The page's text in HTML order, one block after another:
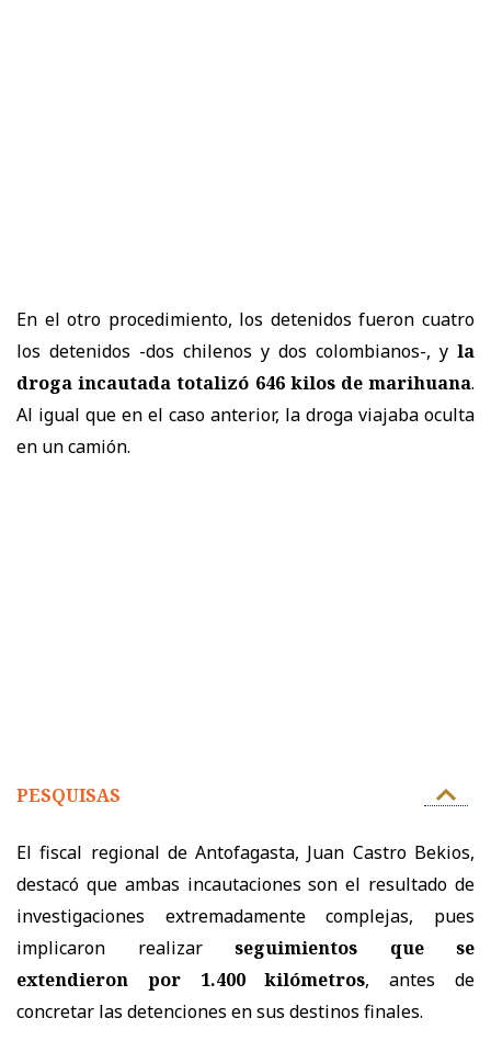
En el otro procedimiento, los detenidos fueron cuatro
los detenidos -dos chilenos y dos colombianos-, y la
droga incautada totalizó 646 kilos de marihuana.
Al igual que en el caso anterior, la droga viajaba oculta
en un camión.
PESQUISAS
El fiscal regional de Antofagasta, Juan Castro Bekios,
destacó que ambas incautaciones son el resultado de
investigaciones extremadamente complejas, pues
implicaron realizar seguimientos que se
extendieron por 1.400 kilómetros, antes de
concretar las detenciones en sus destinos finales.